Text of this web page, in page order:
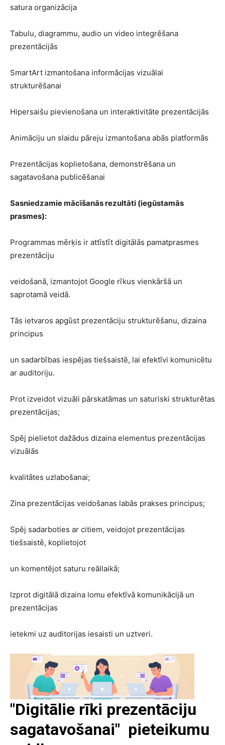
satura organizācija
Tabulu, diagrammu, audio un video integrēšana
prezentācijās
SmartArt izmantošana informācijas vizuālai
strukturēšanai
Hipersaišu pievienošana un interaktivitāte prezentācijās
Animāciju un slaidu pāreju izmantošana abās platformās
Prezentācijas koplietošana, demonstrēšana un
sagatavošana publicēšanai
Sasniedzamie mācīšanās rezultāti (iegūstamās
prasmes):
Programmas mērķis ir attīstīt digitālās pamatprasmes
prezentāciju
veidošanā, izmantojot Google rīkus vienkāršā un
saprotamā veidā.
Tās ietvaros apgūst prezentāciju strukturēšanu, dizaina
principus
un sadarbības iespējas tiešsaistē, lai efektīvi komunicētu
ar auditoriju.
Prot izveidot vizuāli pārskatāmas un saturiski strukturētas
prezentācijas;
Spēj pielietot dažādus dizaina elementus prezentācijas
vizuālās
kvalitātes uzlabošanai;
Zina prezentācijas veidošanas labās prakses principus;
Spēj sadarboties ar citiem, veidojot prezentācijas
tiešsaistē, koplietojot
un komentējot saturu reāllaikā;
Izprot digitālā dizaina lomu efektīvā komunikācijā un
prezentācijas
ietekmi uz auditorijas iesaisti un uztveri.